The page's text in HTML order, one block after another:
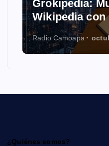
Grokipedia:
Wikipedia con
Radio Camoapa
¿Quiénes somos?